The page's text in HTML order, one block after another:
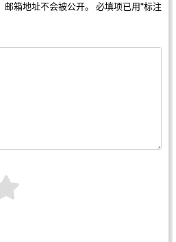
邮箱地址不会被公开。 必填项已用*标注